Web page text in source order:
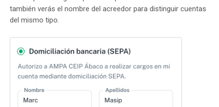
también verás el nombre del acreedor para distinguir cuentas
del mismo tipo.